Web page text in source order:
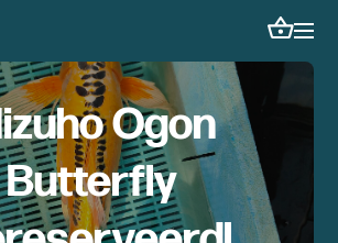
Ogon
Butterfly